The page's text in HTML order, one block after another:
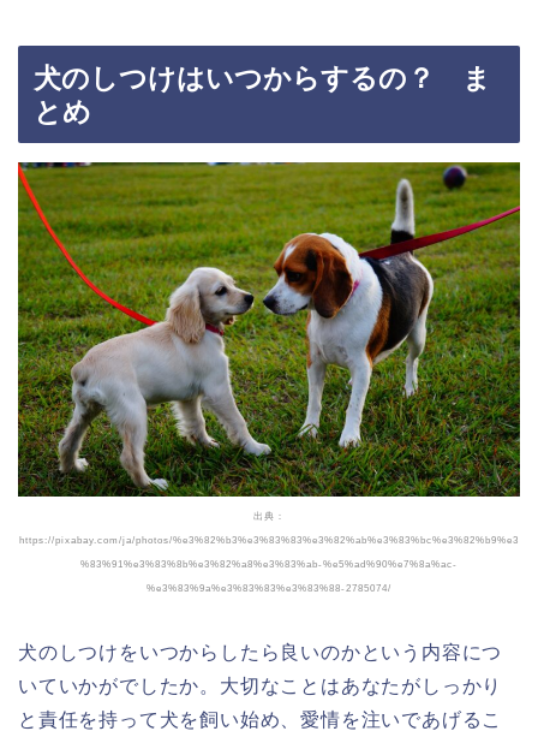
犬のしつけはいつからするの？ ま
とめ
出典：
https://pixabay.com/ja/photos/%e3%82%b3%e3%83%83%e3%82%ab%e3%83%bc%e3%82%b9%e3
%83%91%e3%83%8b%e3%82%a8%e3%83%ab-%e5%ad%90%e7%8a%ac-
%e3%83%9a%e3%83%83%e3%83%88-2785074/
犬のしつけをいつからしたら良いのかという内容につ
いていかがでしたか。大切なことはあなたがしっかり
と責任を持って犬を飼い始め、愛情を注いであげるこ